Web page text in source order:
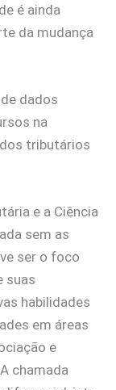
é ainda
da mudança
dados
na
tributários
e a Ciência
sem as
ser o foco
suas
habilidades
em áreas
e
chamada